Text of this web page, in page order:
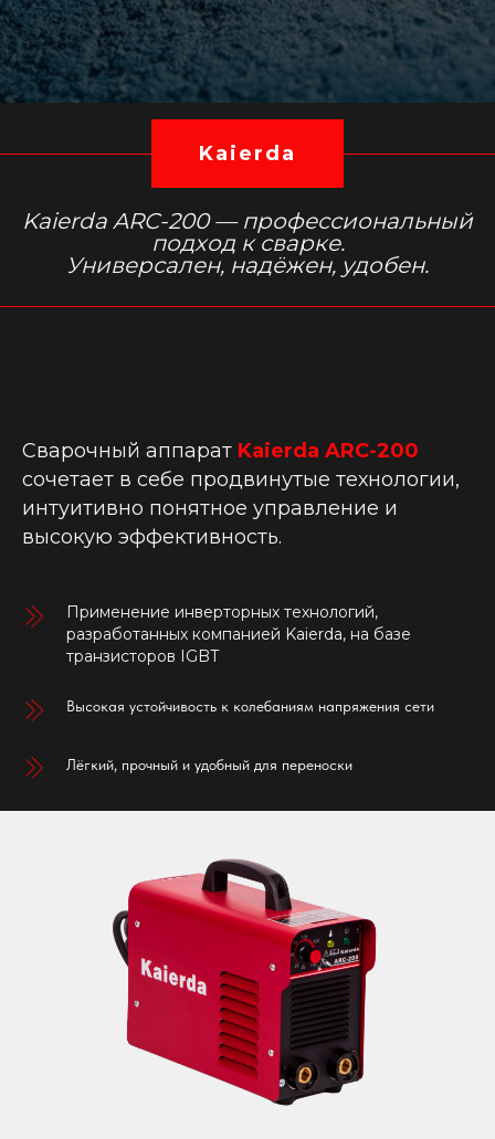
Kaierda
Kaierda ARC-200 — профессиональный
подход к сварке.
Универсален, надёжен, удобен.
Сварочный аппарат Kaierda ARC-200
сочетает в себе продвинутые технологии,
интуитивно понятное управление и
высокую эффективность.
Применение инверторных технологий,
разработанных компанией Kaierda, на базе
транзисторов IGBT
Высокая устойчивость к колебаниям напряжения сети
Лёгкий, прочный и удобный для переноски